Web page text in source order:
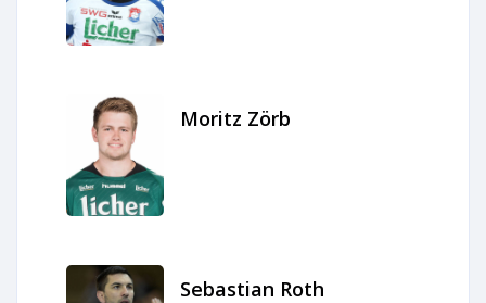
Moritz Zörb
Sebastian Roth